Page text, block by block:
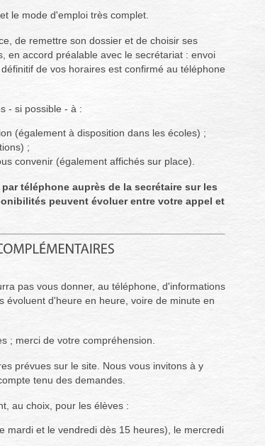
le mode d'emploi très complet.
de remettre son dossier et de choisir ses
en accord préalable avec le secrétariat : envoi
de vos horaires est confirmé au téléphone
- si possible - à :
(également à disposition dans les écoles) ;
;
convenir (également affichés sur place).
téléphone auprès de la secrétaire sur les
peuvent évoluer entre votre appel et
pas vous donner, au téléphone, d'informations
évoluent d'heure en heure, voire de minute en
; merci de votre compréhension.
prévues sur le site. Nous vous invitons à y
tenu des demandes.
au choix, pour les élèves :
mardi et le vendredi dès 15 heures), le mercredi